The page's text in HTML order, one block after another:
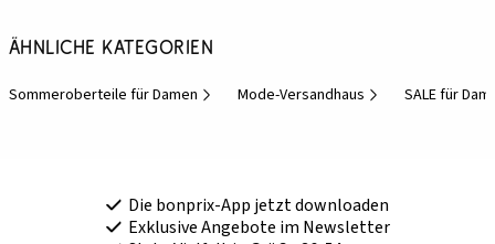
Ähnliche Kategorien
Sommeroberteile für Damen Mode-Versandhaus SALE für
Die bonprix-App jetzt downloaden
Exklusive Angebote im Newsletter